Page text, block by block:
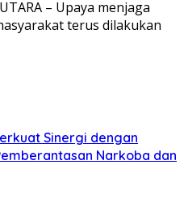
– Upaya menjaga
terus dilakukan
Sinergi dengan
Narkoba dan